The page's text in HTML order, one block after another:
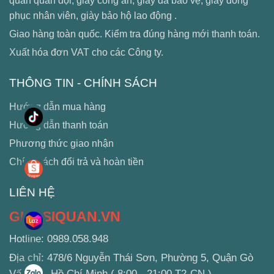
phục nhân viên, giày bảo hộ lao động .
Giao hàng toàn quốc. Kiểm tra đúng hàng mới thanh toán.
Xuất hóa đơn VAT cho các Công ty.
THÔNG TIN - CHÍNH SÁCH
Hướng dẫn mua hàng
Hướng dẫn thanh toán
Phương thức giao nhận
Chính sách đổi trả và hoàn tiền
LIÊN HỆ
GIAYSIQUAN.VN
Hotline: 0989.058.948
Địa chỉ: 478/6 Nguyễn Thái Sơn, Phường 5, Quận Gò